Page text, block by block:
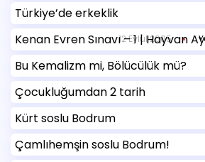
Türkiye’de erkeklik
Kenan Evren Sınavı – 1 | Hayvan
12 Eylül 2005
Bu Kemalizm mi, Bölücülük mü?
Çocukluğumdan 2 tarih
Kürt soslu Bodrum
Çamlıhemşin soslu Bodrum!